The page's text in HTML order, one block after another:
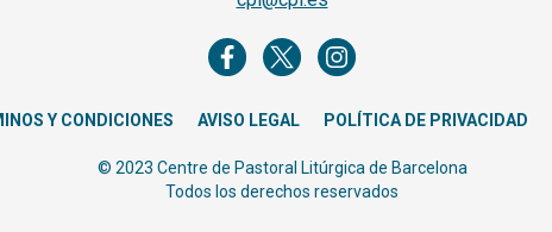
Y CONDICIONES AVISO LEGAL POLÍTICA DE PRIVACIDAD
© 2023 Centre de Pastoral Litúrgica de Barcelona
Todos los derechos reservados